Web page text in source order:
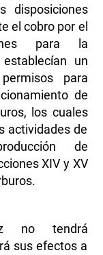
disposiciones
el cobro por el
para la
un
para
de
los cuales
actividades de
de
XIV y XV
no tendrá
sus efectos a